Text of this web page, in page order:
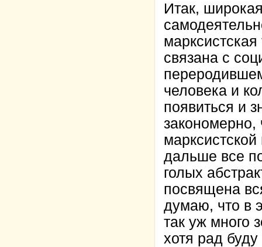
Итак,
связана с
человека и
появиться и
дальше все
голых
посвящена
думаю, что в
так уж много
хотя рад